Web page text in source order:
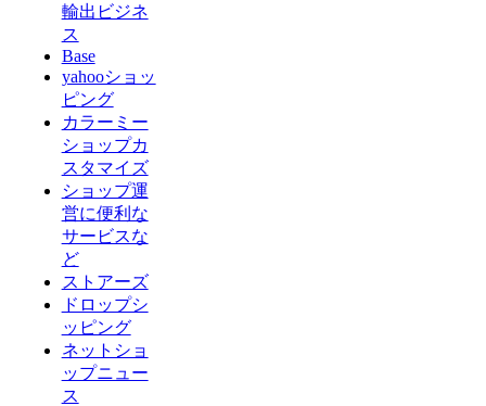
輸出ビジネ
ス
Base
yahooショッ
ピング
カラーミー
ショップカ
スタマイズ
ショップ運
営に便利な
サービスな
ど
ストアーズ
ドロップシ
ッピング
ネットショ
ップニュー
ス